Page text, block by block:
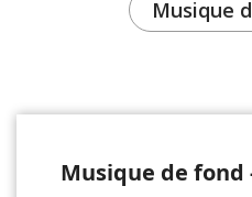
Musique
Musique de fond